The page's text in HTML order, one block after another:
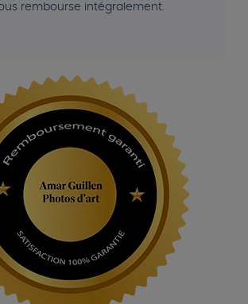
rembourse intégralement.